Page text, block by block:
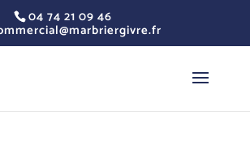
04 74 21 09 46